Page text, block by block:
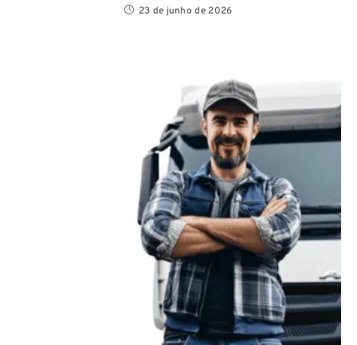
23 de junho de 2026